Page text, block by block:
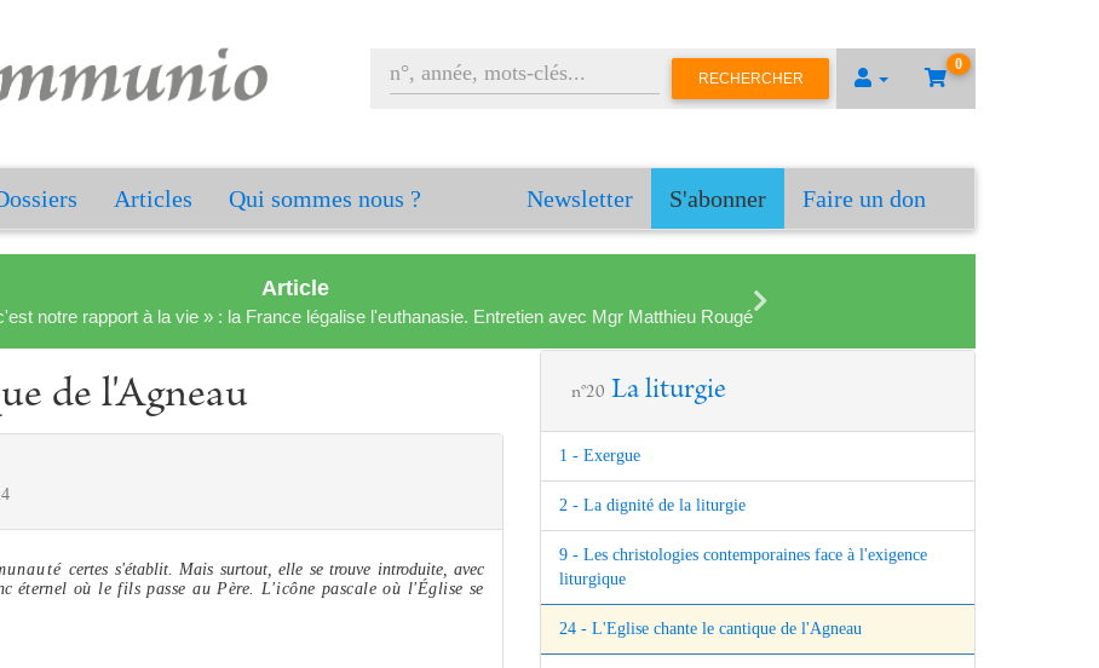
0
RECHERCHER
Articles Qui sommes nous ? Newsletter S'abonner Faire un don
Article
notre rapport à la vie » : la France légalise l'euthanasie. Entretien avec Mgr Matthieu Rougé
de l'Agneau
certes s'établit. Mais surtout, elle se trouve introduite, avec
éter­nel où le fils passe au Père. L'icône pascale où l'Église se
n°20 La liturgie
1 - Exergue
2 - La dignité de la liturgie
9 - Les christologies contemporaines face à l'exigence
liturgique
24 - L'Eglise chante le cantique de l'Agneau